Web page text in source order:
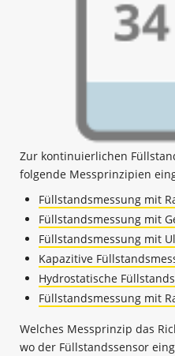
Zur kontinuierlichen
folgende Messprinzipien
Füllstandsmessung mit
Füllstandsmessung mit
Füllstandsmessung mit
Kapazitive
Hydrostatische
Füllstandsmessung mit
Welches Messprinzip das
wo der Füllstandssensor